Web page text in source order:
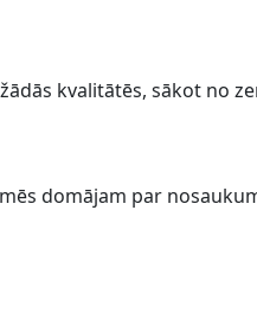
kvalitātēs, sākot no
domājam par